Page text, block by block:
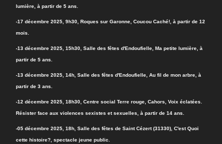
lumière, à partir de 5 ans.
-17 décembre 2025, 9h30, Roques sur Garonne, Coucou Caché!, à partir de 12
mois.
-13 décembre 2025, 15h30, Salle des fêtes d'Endoufielle, Ma petite lumière, à
partir de 5 ans.
-13 décembre 2025, 14h, Salle des fêtes d'Endoufielle, Au fil de mon arbre, à
partir de 3 ans.
-12 décembre 2025, 18h30, Centre social Terre rouge, Cahors, Voix éclatées.
Résister face aux violences sexistes et sexuelles, à partir de 14 ans.
-05 décembre 2025, 18h, Salle des fêtes de Saint Cézert (31330), C'est Quoi
cette histoire?, spectacle jeune public.